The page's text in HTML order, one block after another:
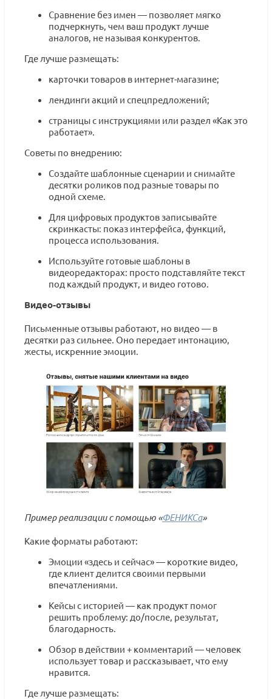
Сравнение без имен — позволяет мягко
подчеркнуть, чем ваш продукт лучше
аналогов, не называя конкурентов.
Где лучше размещать:
карточки товаров в интернет-магазине;
лендинги акций и спецпредложений;
страницы с инструкциями или раздел «Как это
работает».
Советы по внедрению:
Создайте шаблонные сценарии и снимайте
десятки роликов под разные товары по
одной схеме.
Для цифровых продуктов записывайте
скринкасты: показ интерфейса, функций,
процесса использования.
Используйте готовые шаблоны в
видеоредакторах: просто подставляйте текст
под каждый продукт, и видео готово.
Видео-отзывы
Письменные отзывы работают, но видео — в
десятки раз сильнее. Оно передает интонацию,
жесты, искренние эмоции.
Пример реализации с помощью «ФЕНИКСа»
Какие форматы работают:
Эмоции «здесь и сейчас» — короткие видео,
где клиент делится своими первыми
впечатлениями.
Кейсы с историей — как продукт помог
решить проблему: до/после, результат,
благодарность.
Обзор в действии + комментарий — человек
использует товар и рассказывает, что ему
нравится.
Где лучше размещать: